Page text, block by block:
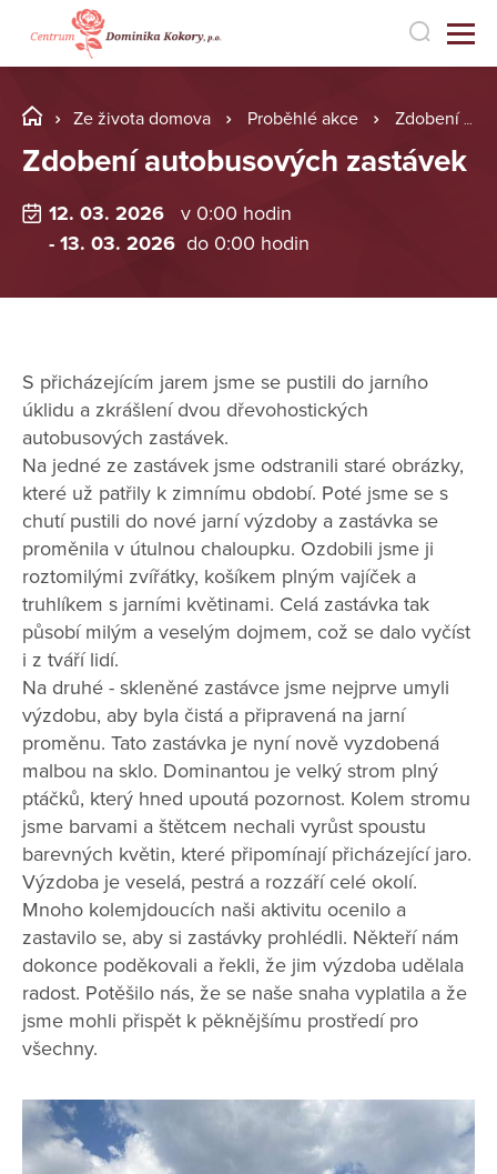
Ze života domova Proběhlé akce Zdobení autobusových zastávek
Zdobení autobusových zastávek
12. 03. 2026
v 0:00 hodin
- 13. 03. 2026 do 0:00 hodin
S přicházejícím jarem jsme se pustili do jarního
úklidu a zkrášlení dvou dřevohostických
autobusových zastávek.
Na jedné ze zastávek jsme odstranili staré obrázky,
které už patřily k zimnímu období. Poté jsme se s
chutí pustili do nové jarní výzdoby a zastávka se
proměnila v útulnou chaloupku. Ozdobili jsme ji
roztomilými zvířátky, košíkem plným vajíček a
truhlíkem s jarními květinami. Celá zastávka tak
působí milým a veselým dojmem, což se dalo vyčíst
i z tváří lidí.
Na druhé - skleněné zastávce jsme nejprve umyli
výzdobu, aby byla čistá a připravená na jarní
proměnu. Tato zastávka je nyní nově vyzdobená
malbou na sklo. Dominantou je velký strom plný
ptáčků, který hned upoutá pozornost. Kolem stromu
jsme barvami a štětcem nechali vyrůst spoustu
barevných květin, které připomínají přicházející jaro.
Výzdoba je veselá, pestrá a rozzáří celé okolí.
Mnoho kolemjdoucích naši aktivitu ocenilo a
zastavilo se, aby si zastávky prohlédli. Někteří nám
dokonce poděkovali a řekli, že jim výzdoba udělala
radost. Potěšilo nás, že se naše snaha vyplatila a že
jsme mohli přispět k pěknějšímu prostředí pro
všechny.